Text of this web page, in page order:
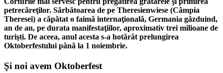
petrecăreţilor. Sărbătoarea de pe Theresienwiese (Câmpia
Theresei) a căpătat o faimă internaţională, Germania găzduind,
an de an, pe durata manifestaţiilor, aproximativ trei milioane de
turişti. De aceea, anul acesta s-a hotărât prelungirea
Oktoberfestului până la 1 noiembrie.
Şi noi avem Oktoberfest